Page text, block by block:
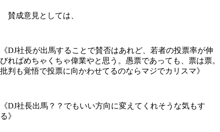
賛成意見としては、
《DJ社長が出馬することで賛否はあれど、若者の投票率が伸
びればめちゃくちゃ偉業やと思う。愚票であっても、票は票。
批判も覚悟で投票に向かわせてるのならマジでカリスマ》
《DJ社長出馬？？でもいい方向に変えてくれそうな気もす
る》